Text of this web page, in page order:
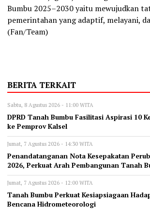
Bumbu 2025–2030 yaitu mewujudkan
pemerintahan yang adaptif, melayani,
(Fan/Team)
BERITA TERKAIT
Sabtu, 8 Agustus 2026 - 11:00 WITA
DPRD Tanah Bumbu Fasilitasi Aspirasi 10
ke Pemprov Kalsel
Jumat, 7 Agustus 2026 - 14:30 WITA
Penandatanganan Nota Kesepakatan
2026, Perkuat Arah Pembangunan Tanah
Jumat, 7 Agustus 2026 - 12:00 WITA
Tanah Bumbu Perkuat Kesiapsiagaan
Bencana Hidrometeorologi